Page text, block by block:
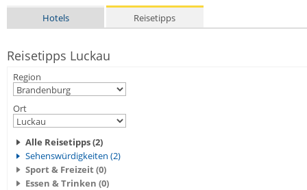
Hotels Reisetipps
Reisetipps Luckau
Region
Ort
Alle Reisetipps (2)
Sehenswürdigkeiten (2)
Sport & Freizeit (0)
Essen & Trinken (0)